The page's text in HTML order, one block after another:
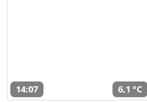
14:07 6,1 °C